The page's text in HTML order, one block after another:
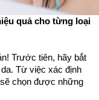
quả cho từng loại
Trước tiên, hãy bắt
Từ việc xác định
chọn được những